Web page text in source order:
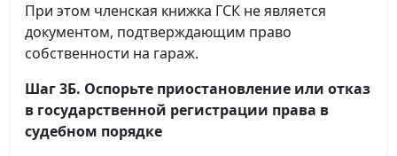
При этом членская книжка ГСК не является
документом, подтверждающим право
собственности на гараж.
Шаг 3Б. Оспорьте приостановление или отказ
в государственной регистрации права в
судебном порядке